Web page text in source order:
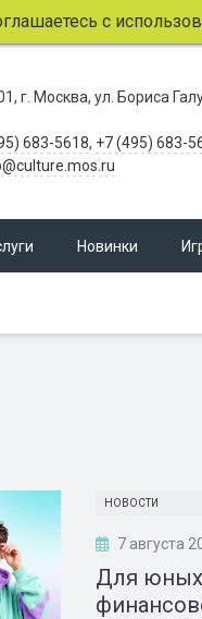
с
г. Москва, ул. Бориса
683-5618, +7 (495) 683-
Новинки
НОВОСТИ
7 августа
Для юных